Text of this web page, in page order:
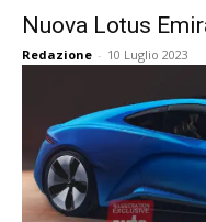
Nuova Lotus
Redazione - 10 Luglio 2023